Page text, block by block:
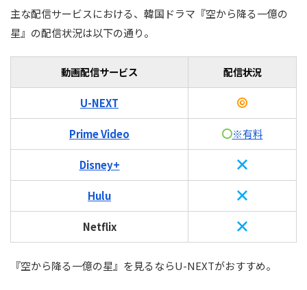
主な配信サービスにおける、韓国ドラマ『空から降る一億の
星』の配信状況は以下の通り。
動画配信サービス 配信状況
U-NEXT
Prime Video ※有料
Disney+
Hulu
Netflix
『空から降る一億の星』を見るならU-NEXTがおすすめ。